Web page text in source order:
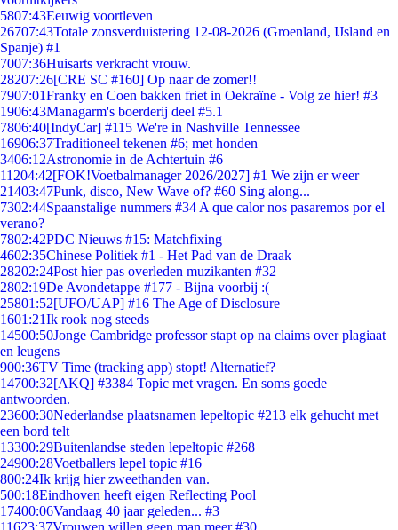
5807:43Eeuwig voortleven
26707:43Totale zonsverduistering 12-08-2026 (Groenland, IJsland en
Spanje) #1
7007:36Huisarts verkracht vrouw.
28207:26[CRE SC #160] Op naar de zomer!!
7907:01Franky en Coen bakken friet in Oekraïne - Volg ze hier! #3
1906:43Managarm's boerderij deel #5.1
7806:40[IndyCar] #115 We're in Nashville Tennessee
16906:37Traditioneel tekenen #6; met honden
3406:12Astronomie in de Achtertuin #6
11204:42[FOK!Voetbalmanager 2026/2027] #1 We zijn er weer
21403:47Punk, disco, New Wave of? #60 Sing along...
7302:44Spaanstalige nummers #34 A que calor nos pasaremos por el
verano?
7802:42PDC Nieuws #15: Matchfixing
4602:35Chinese Politiek #1 - Het Pad van de Draak
28202:24Post hier pas overleden muzikanten #32
2802:19De Avondetappe #177 - Bijna voorbij :(
25801:52[UFO/UAP] #16 The Age of Disclosure
1601:21Ik rook nog steeds
14500:50Jonge Cambridge professor stapt op na claims over plagiaat
en leugens
900:36TV Time (tracking app) stopt! Alternatief?
14700:32[AKQ] #3384 Topic met vragen. En soms goede
antwoorden.
23600:30Nederlandse plaatsnamen lepeltopic #213 elk gehucht met
een bord telt
13300:29Buitenlandse steden lepeltopic #268
24900:28Voetballers lepel topic #16
800:24Ik krijg hier zweethanden van.
500:18Eindhoven heeft eigen Reflecting Pool
17400:06Vandaag 40 jaar geleden... #3
11623:37Vrouwen willen geen man meer #30